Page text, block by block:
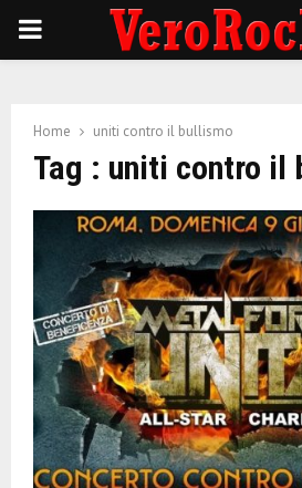
P
M
R
Y
M
Home uniti contro il bullismo
Tag : uniti contro il